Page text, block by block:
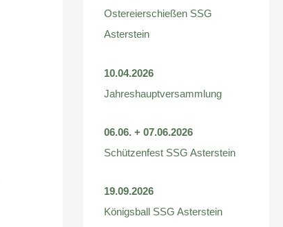
Ostereierschießen SSG
Asterstein
10.04.2026
Jahreshauptversammlung
06.06. + 07.06.2026
Schützenfest SSG Asterstein
19.09.2026
Königsball SSG Asterstein